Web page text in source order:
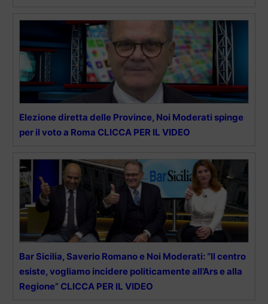
Elezione diretta delle Province, Noi Moderati spinge
per il voto a Roma CLICCA PER IL VIDEO
Bar Sicilia, Saverio Romano e Noi Moderati: “Il centro
esiste, vogliamo incidere politicamente all’Ars e alla
Regione” CLICCA PER IL VIDEO